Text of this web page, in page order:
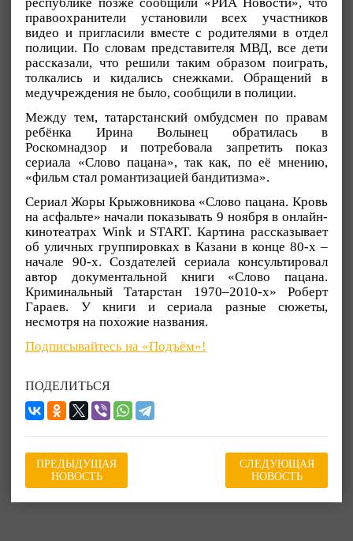
республике позже сообщили «РИА Новости», что
правоохранители установили всех участников
видео и пригласили вместе с родителями в отдел
полиции. По словам представителя МВД, все дети
рассказали, что решили таким образом поиграть,
толкались и кидались снежками. Обращений в
медучреждения не было, сообщили в полиции.
Между тем, татарстанский омбудсмен по правам
ребёнка Ирина Волынец обратилась в
Роскомнадзор и потребовала запретить показ
сериала «Слово пацана», так как, по её мнению,
«фильм стал романтизацией бандитизма».
Сериал Жоры Крыжовникова «Слово пацана. Кровь
на асфальте» начали показывать 9 ноября в онлайн-
кинотеатрах Wink и START. Картина рассказывает
об уличных группировках в Казани в конце 80-х –
начале 90-х. Создателей сериала консультировал
автор документальной книги «Слово пацана.
Криминальный Татарстан 1970–2010-х» Роберт
Гараев. У книги и сериала разные сюжеты,
несмотря на похожие названия.
Подписывайтесь на «Подъём»!
ПОДЕЛИТЬСЯ
ПРЕДЫДУЩАЯ
НОВОСТЬ
СЛЕДУЮЩАЯ
НОВОСТЬ